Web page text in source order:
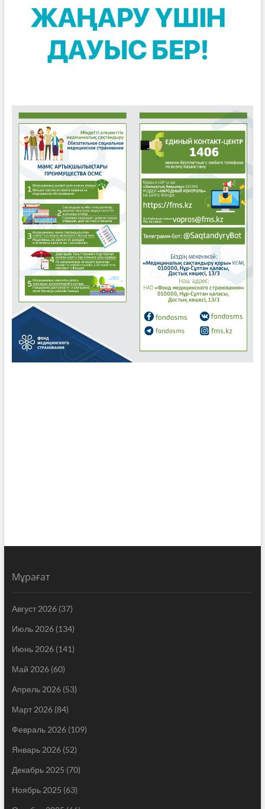
Мұрағат
Август 2026(37)
Июль 2026(134)
Июнь 2026(141)
Май 2026(60)
Апрель 2026(53)
Март 2026(84)
Февраль 2026(109)
Январь 2026(52)
Декабрь 2025 (70)
Ноябрь 2025 (63)